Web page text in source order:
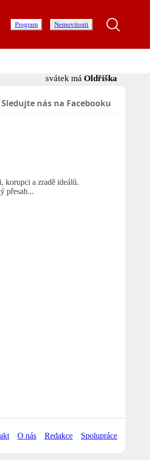
Program Nemovitosti
svátek má Oldřiška
Sledujte nás na Facebooku
korupci a zradě ideálů.
přesah...
O nás Redakce Spolupráce